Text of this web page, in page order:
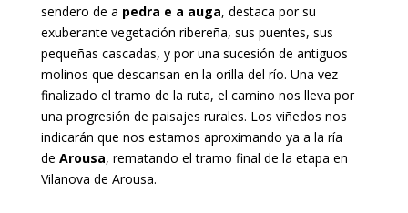
sendero de a pedra e a auga, destaca por su
exuberante vegetación ribereña, sus puentes, sus
pequeñas cascadas, y por una sucesión de antiguos
molinos que descansan en la orilla del río. Una vez
finalizado el tramo de la ruta, el camino nos lleva por
una progresión de paisajes rurales. Los viñedos nos
indicarán que nos estamos aproximando ya a la ría
de Arousa, rematando el tramo final de la etapa en
Vilanova de Arousa.